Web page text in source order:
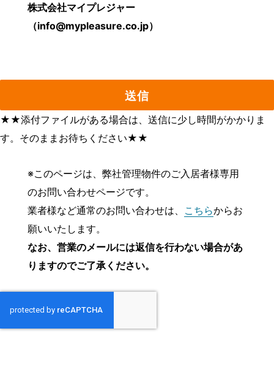
株式会社マイプレジャー
（info@mypleasure.co.jp）
★★添付ファイルがある場合は、送信に少し時間がかかりま
す。そのままお待ちください★★
※このページは、弊社管理物件のご入居者様専用
のお問い合わせページです。
業者様など通常のお問い合わせは、
こちらからお
願いいたします。
なお、営業のメールには返信を行わない場合があ
りますのでご了承ください。